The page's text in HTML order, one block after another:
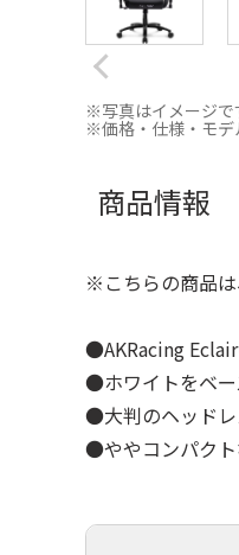
※写真はイメージで
※価格・仕様・モデ
商品情報
※こちらの商品は
●AKRacing
●ホワイトをベー
●大判のヘッド
●ややコンパクト